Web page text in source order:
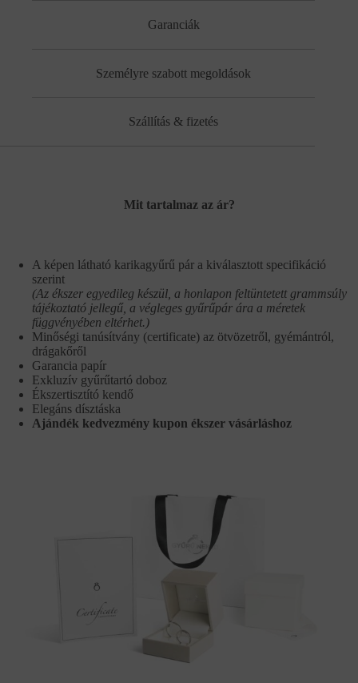
Garanciák
Személyre szabott megoldások
Szállítás & fizetés
Mit tartalmaz az ár?
A képen látható karikagyűrű pár a kiválasztott specifikáció
szerint
(Az ékszer egyedileg készül, a honlapon feltüntetett grammsúly
tájékoztató jellegű, a végleges gyűrűpár ára a méretek
függvényében eltérhet.)
Minőségi tanúsítvány (certificate) az ötvözetről, gyémántról,
drágakőről
Garancia papír
Exkluzív gyűrűtartó doboz
Ékszertisztító kendő
Elegáns dísztáska
Ajándék kedvezmény kupon ékszer vásárláshoz